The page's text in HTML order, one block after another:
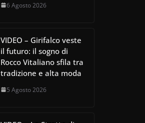
6 Agosto 2026
VIDEO – Girifalco veste
il futuro: il sogno di
Rocco Vitaliano sfila tra
tradizione e alta moda
5 Agosto 2026